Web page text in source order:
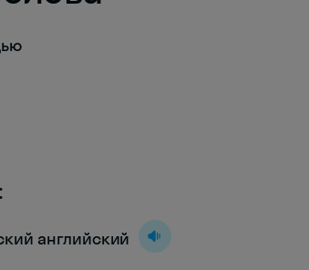
английский